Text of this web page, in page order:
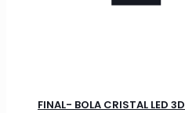
FINAL- BOLA CRISTAL LED 3D